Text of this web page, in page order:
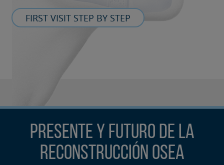
FIRST VISIT STEP BY STEP
Presente y futuro de la
reconstrucción osea